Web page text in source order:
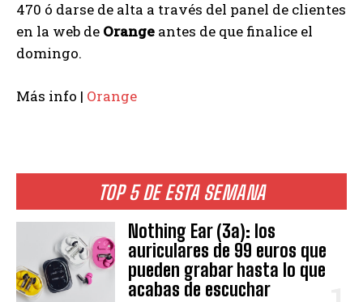
TOP 5 DE ESTA SEMANA
Nothing Ear (3a): los
auriculares de 99 euros que
pueden grabar hasta lo que
acabas de escuchar
470 ó darse de alta a través del panel de clientes
en la web de Orange antes de que finalice el
domingo.
Más info | Orange